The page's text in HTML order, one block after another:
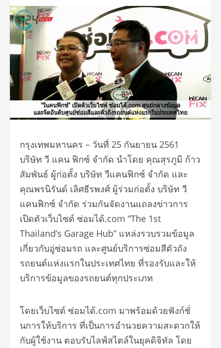
กรุงเทพมหานคร – วันที่ 25 กันยายน 2561
บริษัท วี แคน ฟิกซ์ จำกัด นำโดย คุณสุรภูมิ ก้าว
สัมพันธ์ ผู้ก่อตั้ง บริษัท วีแคนฟิกซ์ จำกัด และ
คุณพรนิรันด์ เลิศธีรพงศ์ ผู้ร่วมก่อตั้ง บริษัท วี
แคนฟิกซ์ จำกัด ร่วมกันจัดงานแถลงข่าวการ
เปิดตัวเว็บไซต์ ซ่อมได้.com “The 1st
Thailand’s Garage Hub” แหล่งรวบรวมข้อมูล
เกี่ยวกับอู่ซ่อมรถ และศูนย์บริการซ่อมสีตัวถัง
รถยนต์แห่งแรกในประเทศไทย ที่รองรับและให้
บริการข้อมูลของรถยนต์ทุกประเภท
โดยเว็บไซต์ ซ่อมได้.com มาพร้อมด้วยฟังก์ชั่
นการให้บริการ ที่เป็นการอำนวยความสะดวกให้
กับผู้ใช้งาน ตอบรับไลฟ์สไตล์ในยุคดิจิทัล โดย